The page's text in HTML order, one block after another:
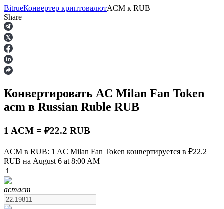
Фьючерсы
USDT-фьючерсы
Фьючерсы с использованием USDT в качестве
BitrueКонвертер криптовалютACM к RUB
Share
Конвертировать AC Milan Fan Token
acm в Russian Ruble RUB
1 ACM = ₽22.2 RUB
ACM в RUB: 1 AC Milan Fan Token конвертируется в ₽22.2
RUB на August 6 at 8:00 AM
acmacm